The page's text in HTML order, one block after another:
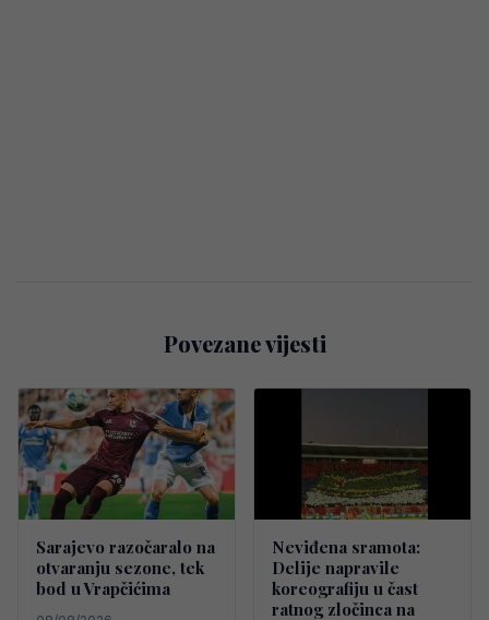
Povezane vijesti
Sarajevo razočaralo na
otvaranju sezone, tek
bod u Vrapčićima
Neviđena sramota:
Delije napravile
koreografiju u čast
ratnog zločinca na